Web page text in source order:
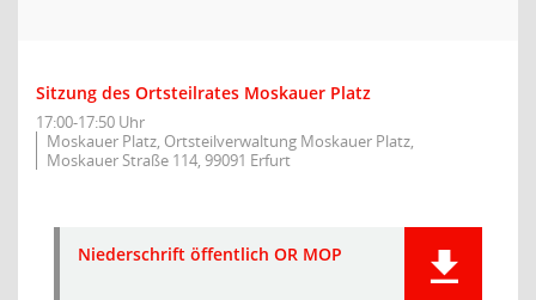
Sitzung des Ortsteilrates Moskauer Platz
17:00-17:50 Uhr
Moskauer Platz, Ortsteilverwaltung Moskauer Platz,
Moskauer Straße 114, 99091 Erfurt
Niederschrift öffentlich OR MOP